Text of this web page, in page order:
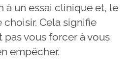
à un essai clinique et, le
choisir. Cela signifie
pas vous forcer à vous
empêcher.